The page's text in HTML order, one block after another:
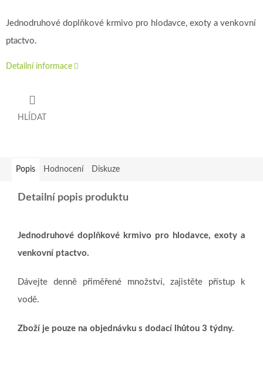
Jednodruhové doplňkové krmivo pro hlodavce, exoty a venkovní
ptactvo.
Detailní informace
HLÍDAT
Popis Hodnocení Diskuze
Detailní popis produktu
Jednodruhové doplňkové krmivo pro hlodavce, exoty a
venkovní ptactvo.
Dávejte denně přiměřené množství, zajistěte přístup k
vodě.
Zboží je pouze na objednávku s dodací lhůtou 3 týdny.